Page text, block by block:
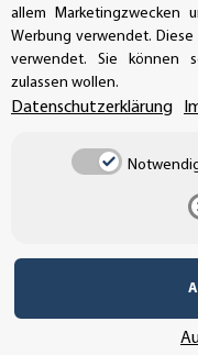
UNSER
UNSER
allem Marketingzwecken
Werbung verwendet.
verwendet. Sie können
zulassen wollen.
Datenschutzerklärung